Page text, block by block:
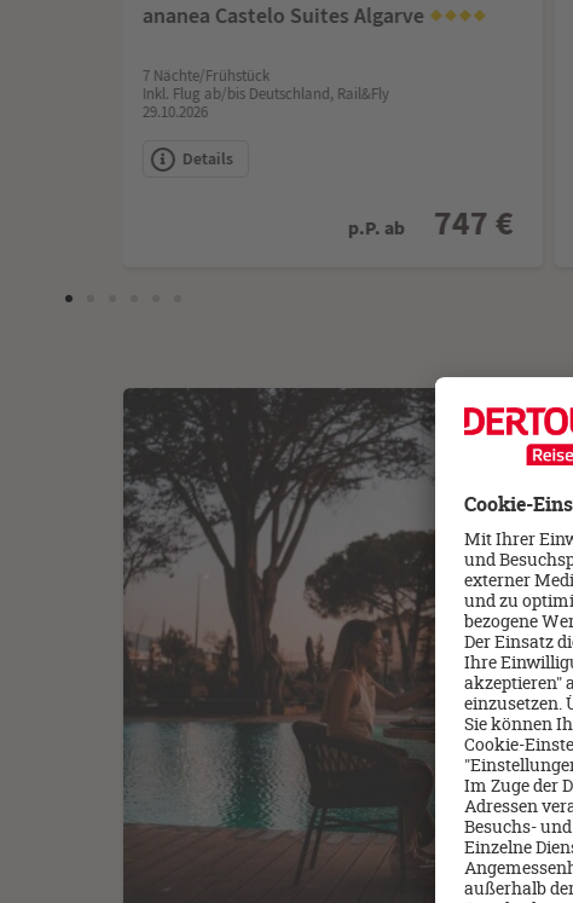
ananea Castelo Suites Algarve
7 Nächte/Frühstück
Inkl. Flug ab/bis Deutschland, Rail&Fly
29.10.2026
Details
p.P. ab 747 €